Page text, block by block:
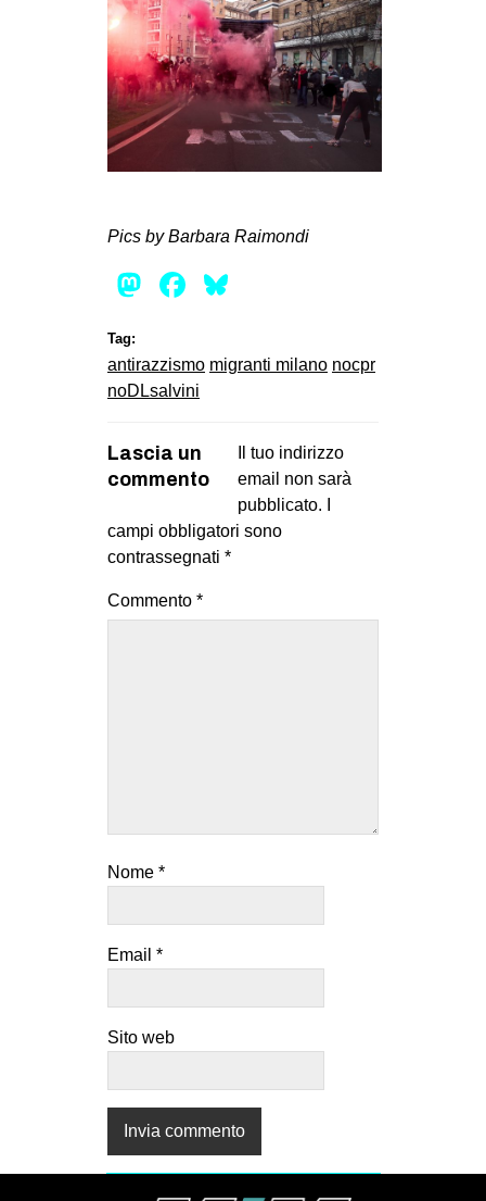
ms
SEARCH
Pics by Barbara Raimondi
Mastodon
Facebook
Tag:
antirazzismo migranti milano nocpr
noDLsalvini
Lascia un
commento
Il tuo indirizzo
email non sarà
pubblicato.
campi obbligatori sono
contrassegnati *
Commento *
Nome *
Email *
Sito web